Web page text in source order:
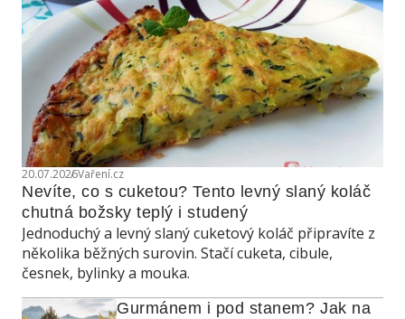
20.07.2026Vaření.cz
Nevíte, co s cuketou? Tento levný slaný koláč
chutná božsky teplý i studený
Jednoduchý a levný slaný cuketový koláč připravíte z
několika běžných surovin. Stačí cuketa, cibule,
česnek, bylinky a mouka.
Gurmánem i pod stanem? Jak na